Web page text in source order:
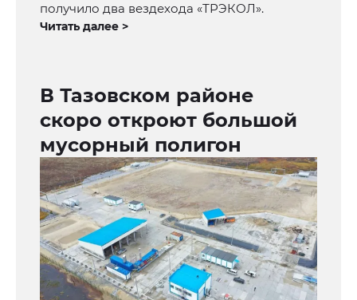
получило два вездехода «ТРЭКОЛ».
Читать далее >
В Тазовском районе
скоро откроют большой
мусорный полигон